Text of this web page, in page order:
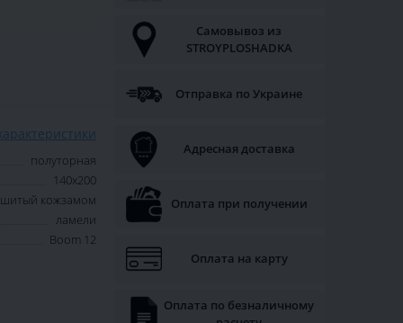
полуторная
140х200
кожзамом
ламели
Boom 12
Самовывоз из
STROYPLOSHADKA
Отправка по Украине
Адресная доставка
Оплата при получении
Оплата на карту
Оплата по безналичному